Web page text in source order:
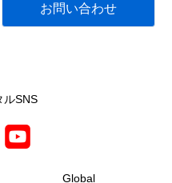
お問い合わせ
ルSNS
Global